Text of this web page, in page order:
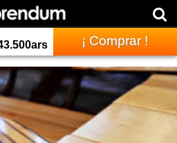
ars ¡ Comprar !